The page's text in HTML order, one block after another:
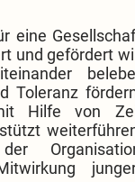
eine
und gefördert
Toleranz
Hilfe von